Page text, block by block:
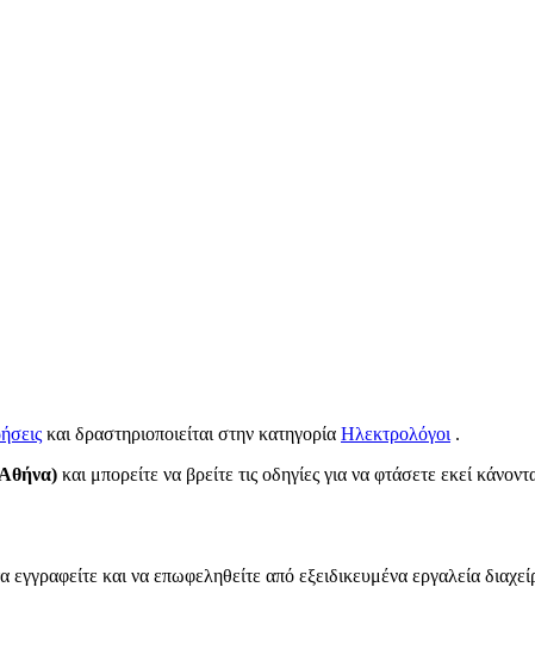
και δραστηριοποιείται στην κατηγορία Ηλεκτρολόγοι .
και μπορείτε να βρείτε τις οδηγίες για να φτάσετε εκεί
εγγραφείτε και να επωφεληθείτε από εξειδικευμένα εργαλεία